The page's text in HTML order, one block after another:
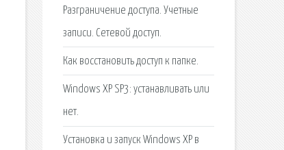
Разграничение доступа. Учетные
записи. Сетевой доступ.
Как восстановить доступ к папке.
Windows XP SP3: устанавливать или
нет.
Установка и запуск Windows XP в